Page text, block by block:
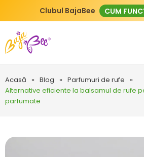
Clubul BajaBee CUM
Acasă » Blog » Parfumuri de rufe
»
Alternative eficiente la balsamul de rufe
parfumate